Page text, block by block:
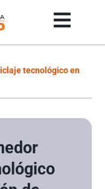
tecnológico en